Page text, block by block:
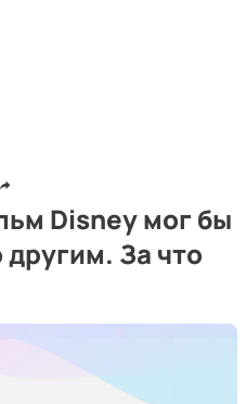
Disney мог бы
За что